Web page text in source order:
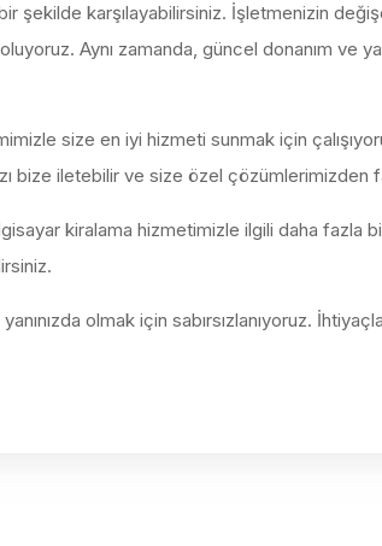
bir şekilde karşılayabilirsiniz. İşletmenizin
Aynı zamanda, güncel donanım ve
size en iyi hizmeti sunmak için
bize iletebilir ve size özel çözümlerimizden
kiralama hizmetimizle ilgili daha fazla
olmak için sabırsızlanıyoruz.